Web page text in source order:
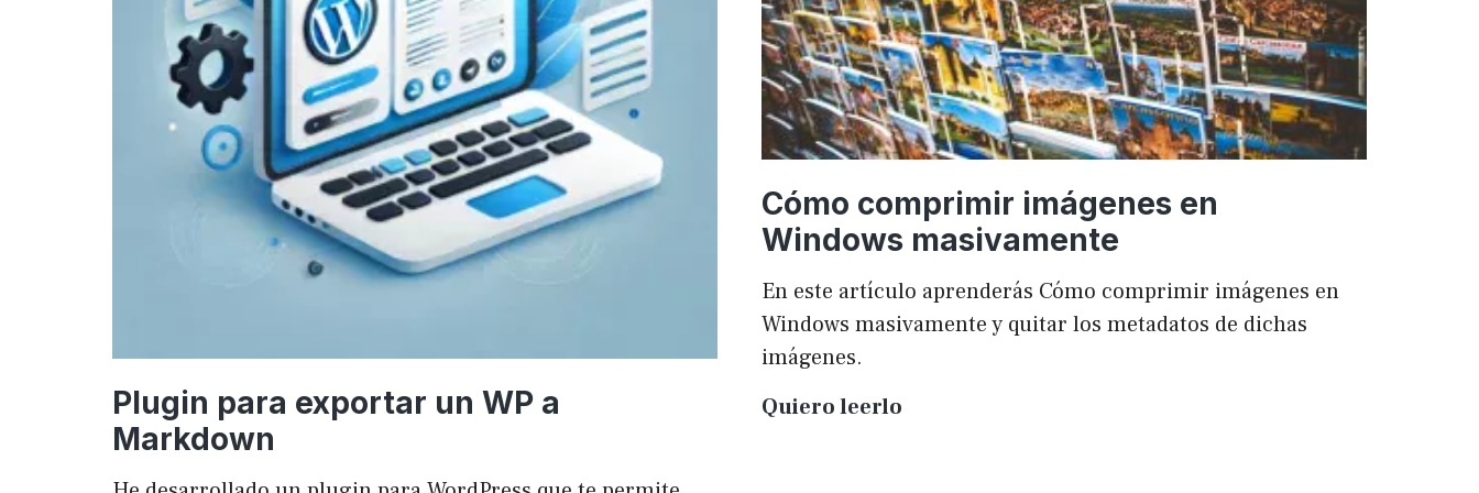
Plugin para exportar un WP a
Markdown
Cómo comprimir imágenes en
Windows masivamente
En este artículo aprenderás Cómo comprimir imágenes en
Windows masivamente y quitar los metadatos de dichas
imágenes.
Quiero leerlo